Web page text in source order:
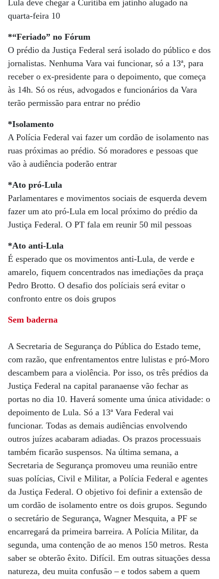
Lula deve chegar a Curitiba em jatinho alugado na
quarta-feira 10
*“Feriado” no Fórum
O prédio da Justiça Federal será isolado do público e dos
jornalistas. Nenhuma Vara vai funcionar, só a 13ª, para
receber o ex-presidente para o depoimento, que começa
às 14h. Só os réus, advogados e funcionários da Vara
terão permissão para entrar no prédio
*Isolamento
A Polícia Federal vai fazer um cordão de isolamento nas
ruas próximas ao prédio. Só moradores e pessoas que
vão à audiência poderão entrar
*Ato pró-Lula
Parlamentares e movimentos sociais de esquerda devem
fazer um ato pró-Lula em local próximo do prédio da
Justiça Federal. O PT fala em reunir 50 mil pessoas
*Ato anti-Lula
É esperado que os movimentos anti-Lula, de verde e
amarelo, fiquem concentrados nas imediações da praça
Pedro Brotto. O desafio dos políciais será evitar o
confronto entre os dois grupos
Sem baderna
A Secretaria de Segurança do Pública do Estado teme,
com razão, que enfrentamentos entre lulistas e pró-Moro
descambem para a violência. Por isso, os três prédios da
Justiça Federal na capital paranaense vão fechar as
portas no dia 10. Haverá somente uma única atividade: o
depoimento de Lula. Só a 13ª Vara Federal vai
funcionar. Todas as demais audiências envolvendo
outros juízes acabaram adiadas. Os prazos processuais
também ficarão suspensos. Na última semana, a
Secretaria de Segurança promoveu uma reunião entre
suas polícias, Civil e Militar, a Polícia Federal e agentes
da Justiça Federal. O objetivo foi definir a extensão de
um cordão de isolamento entre os dois grupos. Segundo
o secretário de Segurança, Wagner Mesquita, a PF se
encarregará da primeira barreira. A Polícia Militar, da
segunda, uma contenção de ao menos 150 metros. Resta
saber se obterão êxito. Difícil. Em outras situações dessa
natureza, deu muita confusão – e todos sabem a quem